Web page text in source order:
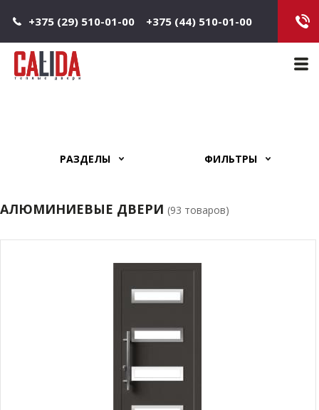
+375 (29) 510-01-00
+375 (44) 510-01-00
РАЗДЕЛЫ ФИЛЬТРЫ
АЛЮМИНИЕВЫЕ ДВЕРИ (93 товаров)